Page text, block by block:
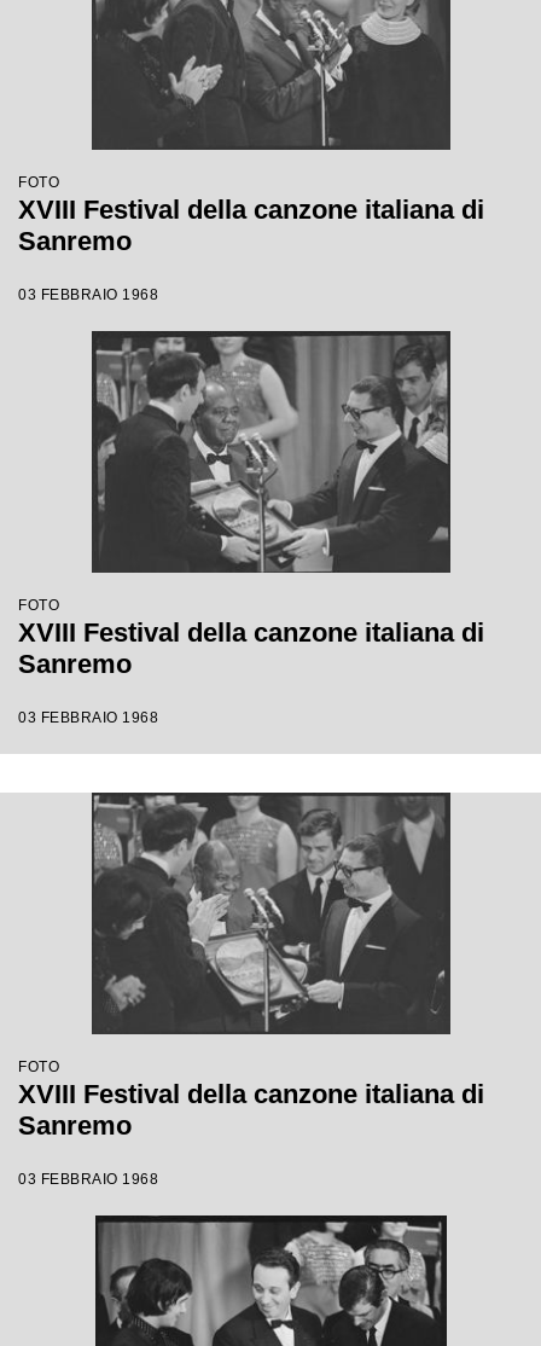
FOTO
XVIII Festival della canzone italiana di
Sanremo
03 FEBBRAIO 1968
FOTO
XVIII Festival della canzone italiana di
Sanremo
03 FEBBRAIO 1968
FOTO
XVIII Festival della canzone italiana di
Sanremo
03 FEBBRAIO 1968